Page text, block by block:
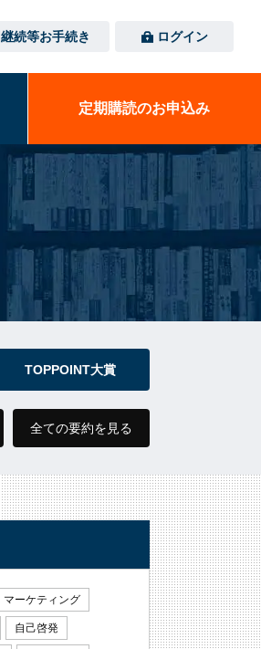
継続等お手続き ログイン
定期購読のお申込み
TOPPOINT大賞
全ての要約を見る
マーケティング
自己啓発